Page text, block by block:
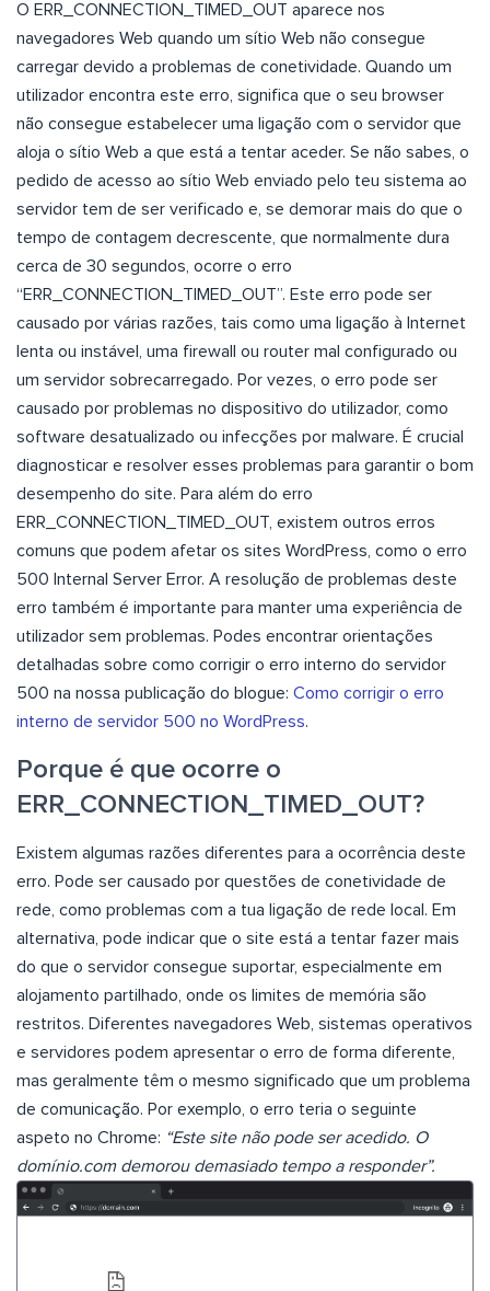
O ERR_CONNECTION_TIMED_OUT aparece nos
navegadores Web quando um sítio Web não consegue
carregar devido a problemas de conetividade. Quando um
utilizador encontra este erro, significa que o seu browser
não consegue estabelecer uma ligação com o servidor que
aloja o sítio Web a que está a tentar aceder. Se não sabes, o
pedido de acesso ao sítio Web enviado pelo teu sistema ao
servidor tem de ser verificado e, se demorar mais do que o
tempo de contagem decrescente, que normalmente dura
cerca de 30 segundos, ocorre o erro
“ERR_CONNECTION_TIMED_OUT”. Este erro pode ser
causado por várias razões, tais como uma ligação à Internet
lenta ou instável, uma firewall ou router mal configurado ou
um servidor sobrecarregado. Por vezes, o erro pode ser
causado por problemas no dispositivo do utilizador, como
software desatualizado ou infecções por malware. É crucial
diagnosticar e resolver esses problemas para garantir o bom
desempenho do site. Para além do erro
ERR_CONNECTION_TIMED_OUT, existem outros erros
comuns que podem afetar os sites WordPress, como o erro
500 Internal Server Error. A resolução de problemas deste
erro também é importante para manter uma experiência de
utilizador sem problemas. Podes encontrar orientações
detalhadas sobre como corrigir o erro interno do servidor
500 na nossa publicação do blogue: Como corrigir o erro
interno de servidor 500 no WordPress.
Porque é que ocorre o
ERR_CONNECTION_TIMED_OUT?
Existem algumas razões diferentes para a ocorrência deste
erro. Pode ser causado por questões de conetividade de
rede, como problemas com a tua ligação de rede local. Em
alternativa, pode indicar que o site está a tentar fazer mais
do que o servidor consegue suportar, especialmente em
alojamento partilhado, onde os limites de memória são
restritos. Diferentes navegadores Web, sistemas operativos
e servidores podem apresentar o erro de forma diferente,
mas geralmente têm o mesmo significado que um problema
de comunicação. Por exemplo, o erro teria o seguinte
aspeto no Chrome: “Este site não pode ser acedido. O
domínio.com demorou demasiado tempo a responder”.